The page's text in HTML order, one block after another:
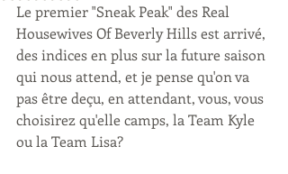
Le premier "Sneak Peak" des Real
Housewives Of Beverly Hills est arrivé,
des indices en plus sur la future saison
qui nous attend, et je pense qu'on va
pas être deçu, en attendant, vous, vous
choisirez qu'elle camps, la Team Kyle
ou la Team Lisa?